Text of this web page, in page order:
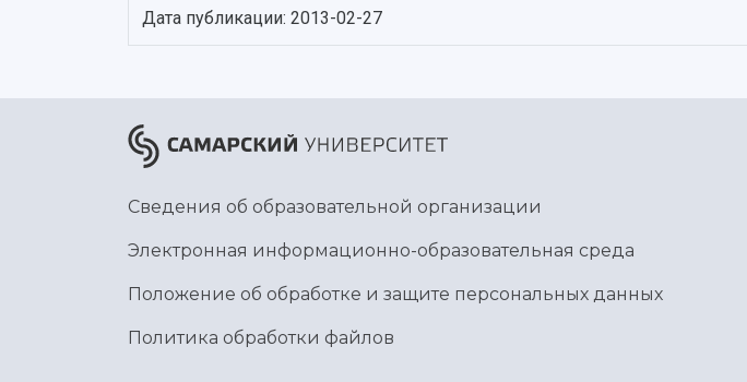
Дата публикации: 2013-02-27
Сведения об образовательной организации
Электронная информационно-образовательная среда
Положение об обработке и защите персональных данных
Политика обработки файлов